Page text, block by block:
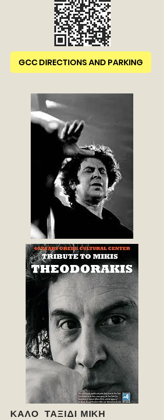
GCC DIRECTIONS AND PARKING
ΚΑΛΟ ΤΑΞΙΔΙ ΜΙΚΗ